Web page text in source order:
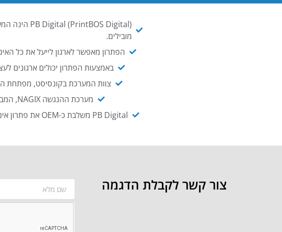
מובילים.
הפתרון מאפשר לארגון לייעל את כל
באמצעות הפתרון יכולים ארגונים
צוות המערכת בקונסיסט, מפתחת
מערכת ההנגשה NAGIX, המבוססת על PB Digital, מאפשרת להנגיש מסמכים ארגוניים באופן אוטומטי ויעיל.
PB Digital משלבת כ-OEM את פתרון אינטגרציית ה-API של חברת WSO2 - המאפשר לחבר בקלות בין מערכות ארגוניות
צור קשר לקבלת הדגמה